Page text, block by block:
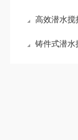
高效潜水搅拌机：
铸件式潜水搅拌机通